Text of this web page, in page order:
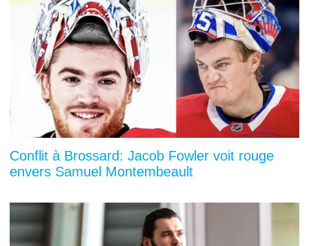
Conflit à Brossard: Jacob Fowler voit rouge
envers Samuel Montembeault